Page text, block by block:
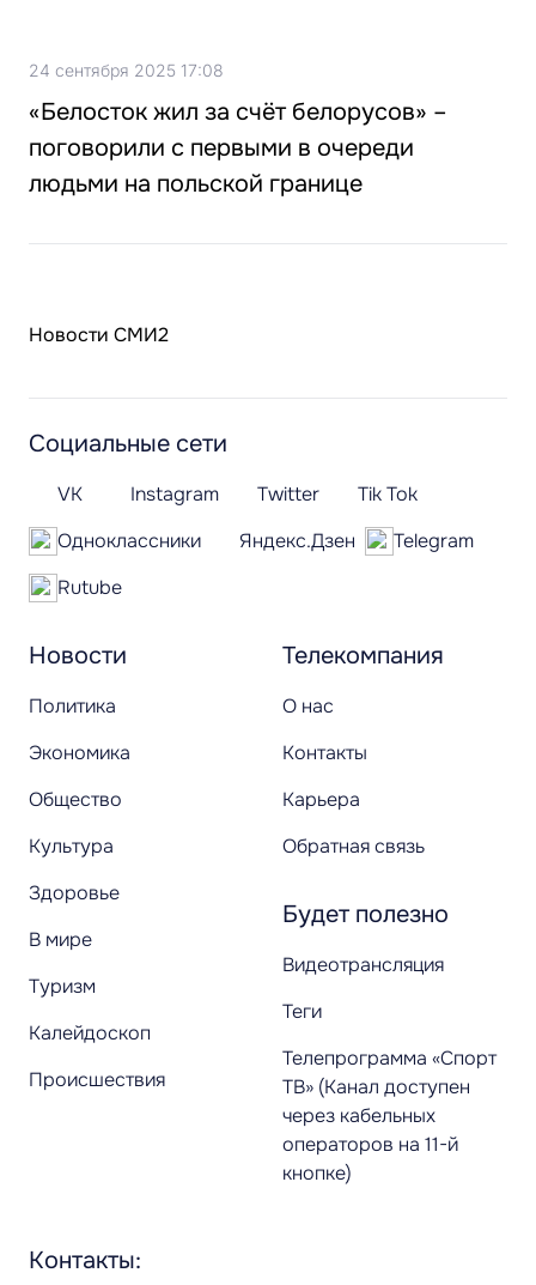
24 сентября 2025 17:08
«Белосток жил за счёт белорусов» –
поговорили с первыми в очереди
людьми на польской границе
Новости СМИ2
Новости
Политика
Экономика
Общество
Культура
Здоровье
В мире
Туризм
Калейдоскоп
Происшествия
Телекомпания
О нас
Контакты
Карьера
Обратная связь
Будет полезно
Видеотрансляция
Теги
Телепрограмма «Спорт
ТВ» (Канал доступен
через кабельных
операторов на 11-й
кнопке)
Социальные сети
VK Instagram Twitter
Tik Tok
Одноклассники
Яндекс.Дзен
Telegram
Rutube
Контакты: